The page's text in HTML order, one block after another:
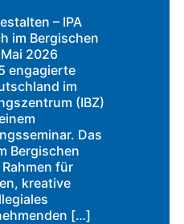
– IPA
im Bergischen
2026
engagierte
im
(IBZ)
Das
Bergischen
für
kreative
[…]